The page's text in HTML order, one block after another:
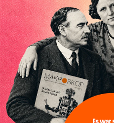
Inhaltsverzeichnis
das große Ganze. Wir
haben einen Blick auf
Geld, Wirtschaft und
Politik, den Sie so
woanders nicht finden.
Dabei leben wir von
unseren Autoren, ihren
Recherchen, ihrem Wissen
und ihrem Enthusiasmus.
Gemeinsam scheren wir